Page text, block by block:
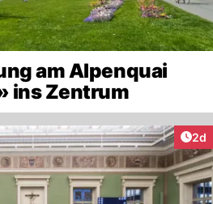
am Alpenquai
ins Zentrum
2d